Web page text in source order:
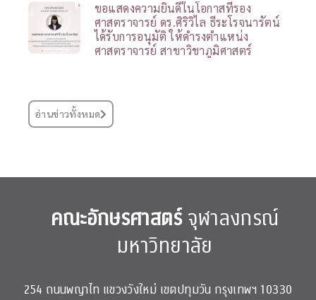
ขอแสดงความยินดีในโอกาสที่รอง
ศาสตราจารย์ ดร.ศิริวิไล ธีระโรจนารัตน์
ได้รับการอนุมัติ ให้ดำรงตำแหน่ง
ศาสตราจารย์ สาขาวิชาภูมิศาสตร์
อ่านข่าวทั้งหมด
คณะอักษรศาสตร์จุฬาลงกรณ์
มหาวิทยาลัย
254 ถนนพญาไท แขวงวังใหม่ เขตปทุมวัน กรุงเทพฯ 10330